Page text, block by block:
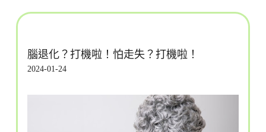
腦退化？打機啦！怕走失？打機啦！
2024-01-24